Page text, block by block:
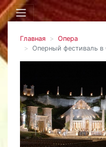
Главная
Опера
Оперный фестиваль